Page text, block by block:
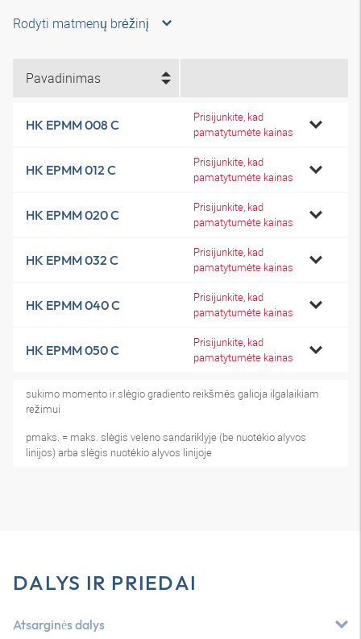
Rodyti matmenų brėžinį
Pavadinimas
HK EPMM 008 C
Prisijunkite, kad
pamatytumėte kainas
HK EPMM 012 C
Prisijunkite, kad
pamatytumėte kainas
HK EPMM 020 C
Prisijunkite, kad
pamatytumėte kainas
HK EPMM 032 C
Prisijunkite, kad
pamatytumėte kainas
HK EPMM 040 C
Prisijunkite, kad
pamatytumėte kainas
HK EPMM 050 C
Prisijunkite, kad
pamatytumėte kainas
sukimo momento ir slėgio gradiento reikšmės galioja ilgalaikiam
režimui
pmaks. = maks. slėgis veleno sandariklyje (be nuotėkio alyvos
linijos) arba slėgis nuotėkio alyvos linijoje
DALYS IR PRIEDAI
Atsarginės dalys